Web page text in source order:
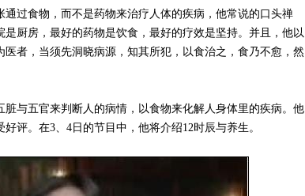
食物，而不是药物来治疗人体的疾病，他常说的口头禅
厨房，最好的药物是饮食，最好的疗效是坚持。并且，他以
者，当须先洞晓病源，知其所犯，以食治之，食乃不愈，然
五官来判断人的病情，以食物来化解人身体里的疾病。他
评。在3、4日的节目中，他将介绍12时辰与养生。